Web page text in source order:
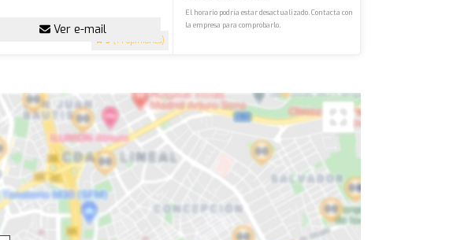
5 (14 opiniones)
Ver e-mail
El horario podría estar desactualizado. Contacta con
la empresa para comprobarlo.